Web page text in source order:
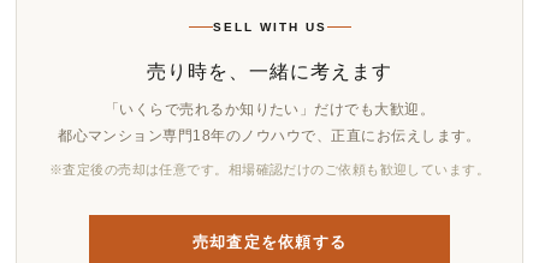
SELL WITH US
売り時を、一緒に考えます
「いくらで売れるか知りたい」だけでも大歓迎。
都心マンション専門18年のノウハウで、正直にお伝えします。
※査定後の売却は任意です。相場確認だけのご依頼も歓迎しています。
売却査定を依頼する